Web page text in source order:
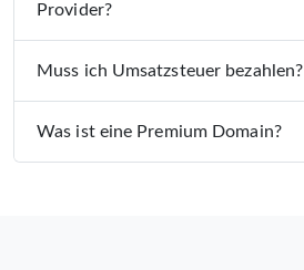
Provider?
Muss ich Umsatzsteuer bezahlen?
Was ist eine Premium Domain?